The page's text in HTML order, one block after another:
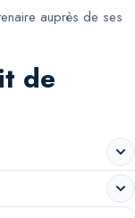
auprès de ses
de